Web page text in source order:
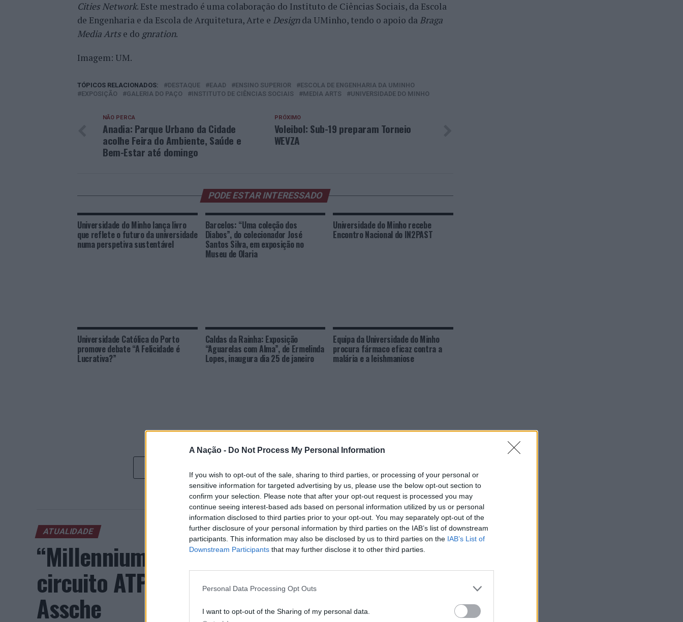
A Nação - Do Not Process My Personal Information
If you wish to opt-out of the sale, sharing to third parties, or processing of your personal or
sensitive information for targeted advertising by us, please use the below opt-out section to
confirm your selection. Please note that after your opt-out request is processed you may
continue seeing interest-based ads based on personal information utilized by us or personal
information disclosed to third parties prior to your opt-out. You may separately opt-out of the
further disclosure of your personal information by third parties on the IAB’s list of downstream
participants. This information may also be disclosed by us to third parties on the IAB’s List of
Downstream Participants that may further disclose it to other third parties.
Personal Data Processing Opt Outs
I want to opt-out of the Sharing of my personal data.
Cities Network. Este mestrado é uma colaboração do Instituto de Ciências Sociais, da Escola
de Engenharia e da Escola de Arquitetura, Arte e Designda UMinho, tendo o apoio da Braga
Media Arts e do gnration.
Imagem: UM.
TÓPICOS RELACIONADOS: DESTAQUE EAAD ENSINO SUPERIOR
ESCOLA DE ENGENHARIA DA UMINHO
EXPOSIÇÃO
GALERIA DO PAÇO INSTITUTO DE CIÊNCIAS SOCIAIS MEDIA ARTS UNIVERSIDADE DO MINHO
PRÓXIMO
Voleibol: Sub-19 preparam Torneio
WEVZA
NÃO PERCA
Anadia: Parque Urbano da Cidade
acolhe Feira do Ambiente, Saúde e
Bem-Estar até domingo
PODE ESTAR INTERESSADO
Universidade do Minho lança livro
que reflete o futuro da universidade
numa perspetiva sustentável
Barcelos: “Uma coleção dos
Diabos”, do colecionador José
Santos Silva, em exposição no
Museu de Olaria
Universidade do Minho recebe
Encontro Nacional do IN2PAST
Universidade Católica do Porto
promove debate “A Felicidade é
Lucrativa?”
Caldas da Rainha: Exposição
“Aguarelas com Alma”, de Ermelinda
Lopes, inaugura dia 25 de janeiro
Equipa da Universidade do Minho
procura fármaco eficaz contra a
malária e a leishmaniose
ATUALIDADE
“Millennium Estoril Open 2026” regressou ao
circuito ATP com vitória do francês Luca Van
Assche